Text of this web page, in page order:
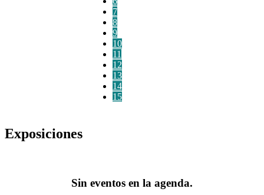
7
8
9
10
11
12
13
14
15
Exposiciones
Sin eventos en la agenda.